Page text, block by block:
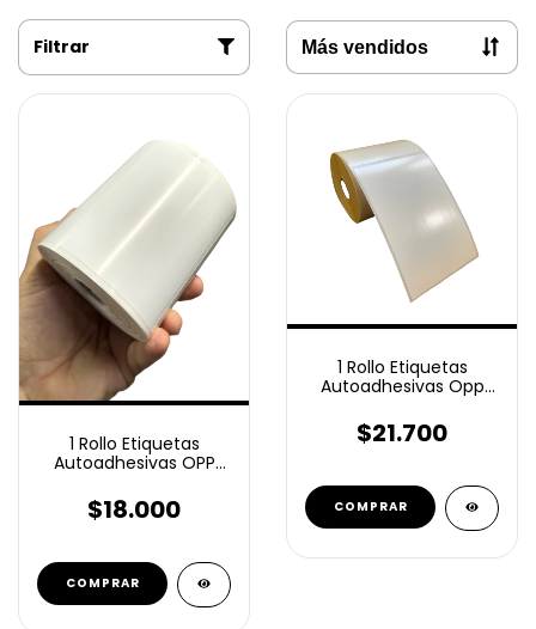
Filtrar
1 Rollo Etiquetas
Autoadhesivas OPP
unidades plastico
$18.000
1 Rollo Etiquetas
Autoadhesivas Opp
250 unidades
$21.700